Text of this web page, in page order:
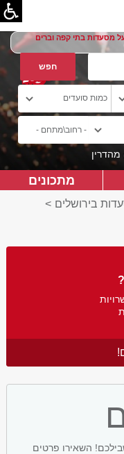
מסעדות בתי קפה וברים
מהדרין
מתכונים
בירושלים >
השאירו פרטים